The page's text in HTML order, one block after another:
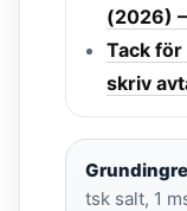
(2026)
Tack för
skriv
tsk salt, 1